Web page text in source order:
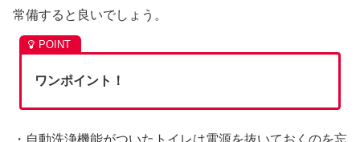
常備すると良いでしょう。
ワンポイント！
・自動洗浄機能がついたトイレは電源を抜いておくのを忘